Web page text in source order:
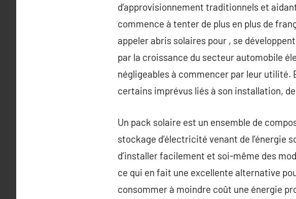
d’approvisionnement traditionnels et
commence à tenter de plus en plus de
appeler abris solaires pour , se
par la croissance du secteur automobile
négligeables à commencer par leur utilité.
certains imprévus liés à son installation,
Un pack solaire est un ensemble de
stockage d’électricité venant de l’énergie
d’installer facilement et soi-même des
ce qui en fait une excellente alternative
consommer à moindre coût une énergie